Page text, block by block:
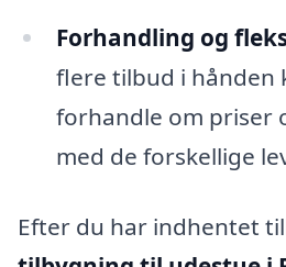
Forhandling og
flere tilbud i hånden
forhandle om priser
med de forskellige
Efter du har indhentet